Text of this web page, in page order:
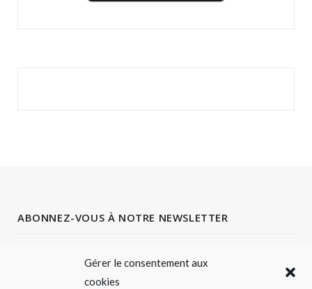
Gérer le consentement aux
cookies
ABONNEZ-VOUS À NOTRE NEWSLETTER